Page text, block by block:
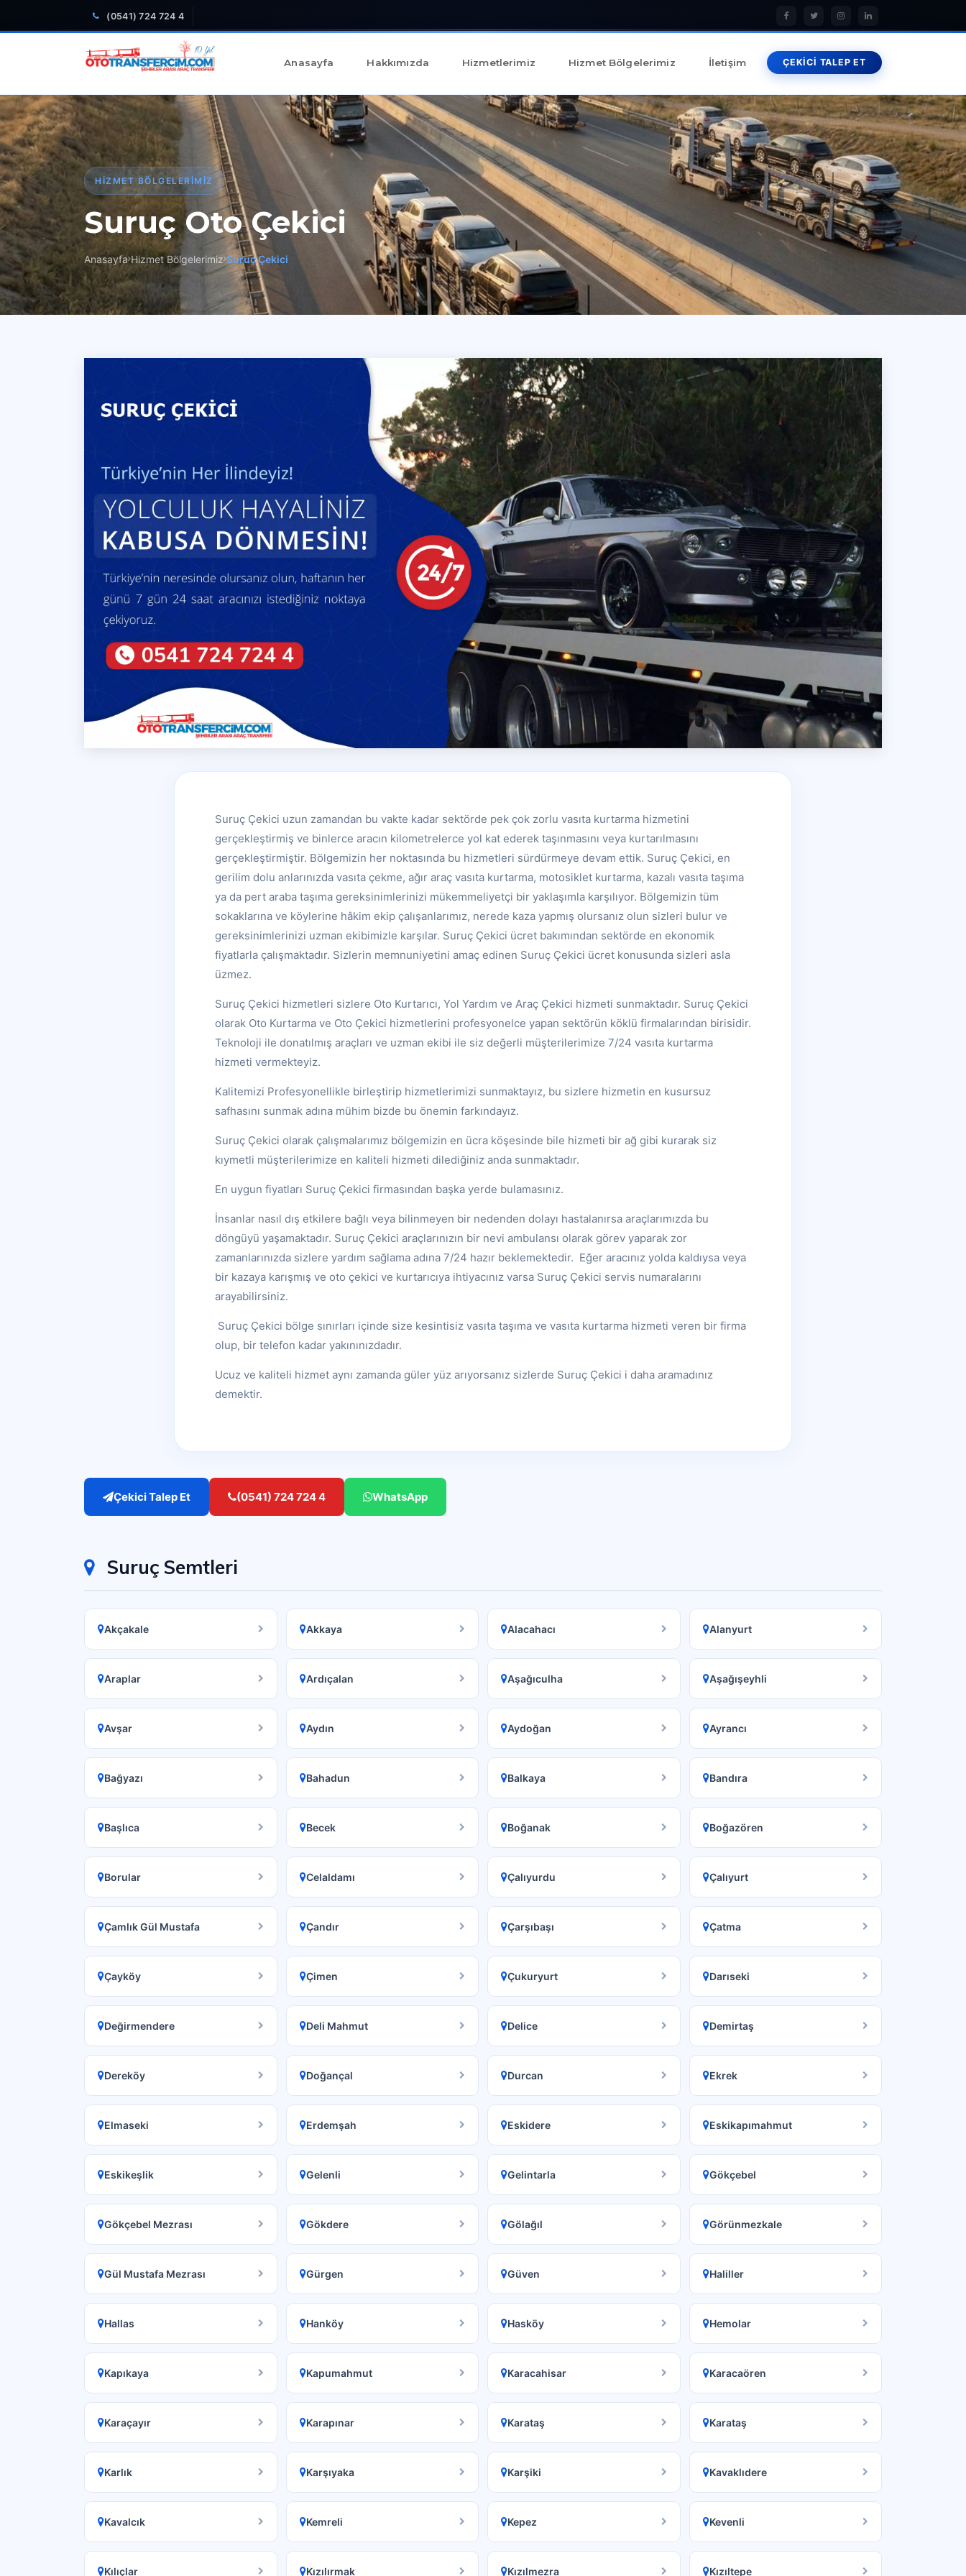
(0541) 724 724 4
Anasayfa Hakkımızda Hizmetlerimiz Hizmet Bölgelerimiz İletişim ÇEKİCİ TALEP ET
HIZMET BÖLGELERIMIZ
Suruç Oto Çekici
Anasayfa Hizmet Bölgelerimiz Suruç Çekici
Suruç Çekici uzun zamandan bu vakte kadar sektörde pek çok zorlu vasıta kurtarma hizmetini
gerçekleştirmiş ve binlerce aracın kilometrelerce yol kat ederek taşınmasını veya kurtarılmasını
gerçekleştirmiştir. Bölgemizin her noktasında bu hizmetleri sürdürmeye devam ettik. Suruç Çekici, en
gerilim dolu anlarınızda vasıta çekme, ağır araç vasıta kurtarma, motosiklet kurtarma, kazalı vasıta taşıma
ya da pert araba taşıma gereksinimlerinizi mükemmeliyetçi bir yaklaşımla karşılıyor. Bölgemizin tüm
sokaklarına ve köylerine hâkim ekip çalışanlarımız, nerede kaza yapmış olursanız olun sizleri bulur ve
gereksinimlerinizi uzman ekibimizle karşılar. Suruç Çekici ücret bakımından sektörde en ekonomik
fiyatlarla çalışmaktadır. Sizlerin memnuniyetini amaç edinen Suruç Çekici ücret konusunda sizleri asla
üzmez.
Suruç Çekici hizmetleri sizlere Oto Kurtarıcı, Yol Yardım ve Araç Çekici hizmeti sunmaktadır. Suruç Çekici
olarak Oto Kurtarma ve Oto Çekici hizmetlerini profesyonelce yapan sektörün köklü firmalarından birisidir.
Teknoloji ile donatılmış araçları ve uzman ekibi ile siz değerli müşterilerimize 7/24 vasıta kurtarma
hizmeti vermekteyiz.
Kalitemizi Profesyonellikle birleştirip hizmetlerimizi sunmaktayız, bu sizlere hizmetin en kusursuz
safhasını sunmak adına mühim bizde bu önemin farkındayız.
Suruç Çekici olarak çalışmalarımız bölgemizin en ücra köşesinde bile hizmeti bir ağ gibi kurarak siz
kıymetli müşterilerimize en kaliteli hizmeti dilediğiniz anda sunmaktadır.
En uygun fiyatları Suruç Çekici firmasından başka yerde bulamasınız.
İnsanlar nasıl dış etkilere bağlı veya bilinmeyen bir nedenden dolayı hastalanırsa araçlarımızda bu
döngüyü yaşamaktadır. Suruç Çekici araçlarınızın bir nevi ambulansı olarak görev yaparak zor
zamanlarınızda sizlere yardım sağlama adına 7/24 hazır beklemektedir. Eğer aracınız yolda kaldıysa veya
bir kazaya karışmış ve oto çekici ve kurtarıcıya ihtiyacınız varsa Suruç Çekici servis numaralarını
arayabilirsiniz.
Suruç Çekici bölge sınırları içinde size kesintisiz vasıta taşıma ve vasıta kurtarma hizmeti veren bir firma
olup, bir telefon kadar yakınınızdadır.
Ucuz ve kaliteli hizmet aynı zamanda güler yüz arıyorsanız sizlerde Suruç Çekici i daha aramadınız
demektir.
Çekici Talep Et (0541) 724 724 4 WhatsApp
Suruç Semtleri
Akçakale Akkaya Alacahacı Alanyurt
Araplar Ardıçalan Aşağıculha Aşağışeyhli
Avşar Aydın Aydoğan Ayrancı
Bağyazı Bahadun Balkaya Bandıra
Başlıca Becek Boğanak Boğazören
Borular Celaldamı Çalıyurdu Çalıyurt
Çamlık Gül Mustafa Çandır Çarşıbaşı Çatma
Çayköy Çimen Çukuryurt Darıseki
Değirmendere Deli Mahmut Delice Demirtaş
Dereköy Doğançal Durcan Ekrek
Elmaseki Erdemşah Eskidere Eskikapımahmut
Eskikeşlik Gelenli Gelintarla Gökçebel
Gökçebel Mezrası Gökdere Gölağıl Görünmezkale
Gül Mustafa Mezrası Gürgen Güven Haliller
Hallas Hanköy Hasköy Hemolar
Kapıkaya Kapumahmut Karacahisar Karacaören
Karaçayır Karapınar Karataş Karataş
Karlık Karşıyaka Karşiki Kavaklıdere
Kavalcık Kemreli Kepez Kevenli
Kılıçlar Kızılırmak Kızılmezra Kızıltepe